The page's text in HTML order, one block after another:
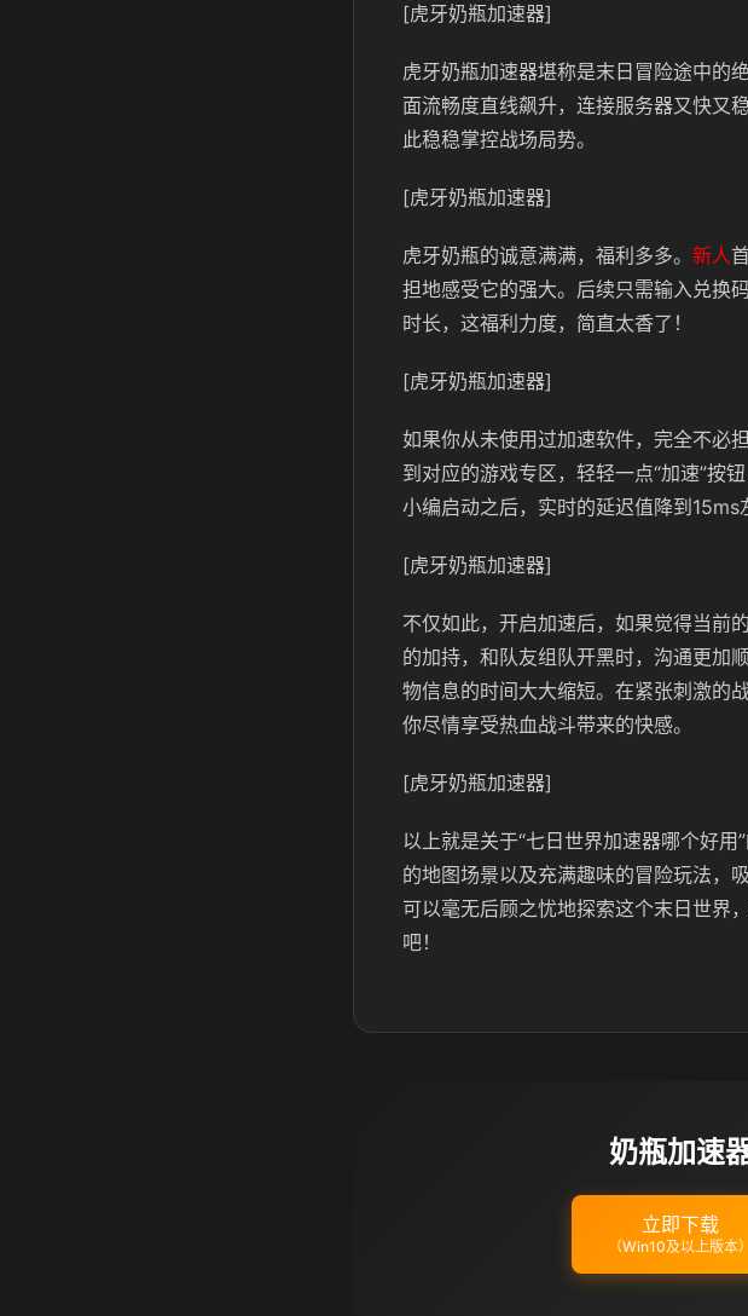
[虎牙奶瓶加速器]
虎牙奶瓶加速器堪称是末日冒险途中的
面流畅度直线飙升，连接服务器又快又
此稳稳掌控战场局势。
[虎牙奶瓶加速器]
虎牙奶瓶的诚意满满，福利多多。 新人
担地感受它的强大。后续只需输入兑换码
时长 ，这福利力度，简直太香了！
[虎牙奶瓶加速器]
如果你从未使用过加速软件，完全不必
到对应的游戏专区，轻轻一点“加速”按
小编启动之后，实时的延迟值降到15ms
[虎牙奶瓶加速器]
不仅如此，开启加速后，如果觉得当前
的加持，和队友组队开黑时，沟通更加
物信息的时间大大缩短。在紧张刺激的
你尽情享受热血战斗带来的快感。
[虎牙奶瓶加速器]
以上就是关于“七日世界加速器哪个好
的地图场景以及充满趣味的冒险玩法，
可以毫无后顾之忧地探索这个末日世界
吧！
奶瓶加速
立即下载
（Win10及以上版本）